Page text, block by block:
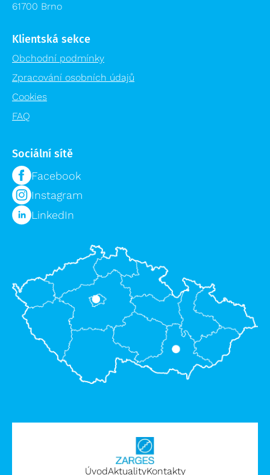
61700 Brno
Klientská sekce
Obchodní podmínky
Zpracování osobních údajů
Cookies
FAQ
Sociální sítě
Facebook
Instagram
LinkedIn
ÚvodAktualityKontakty